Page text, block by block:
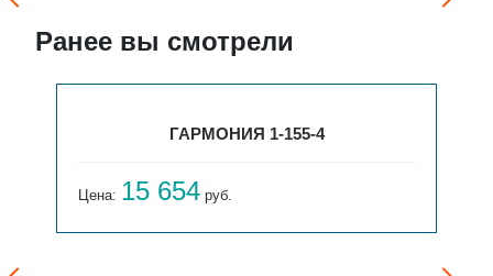
Ранее вы смотрели
ГАРМОНИЯ 1-155-4
Цена: 15 654 руб.